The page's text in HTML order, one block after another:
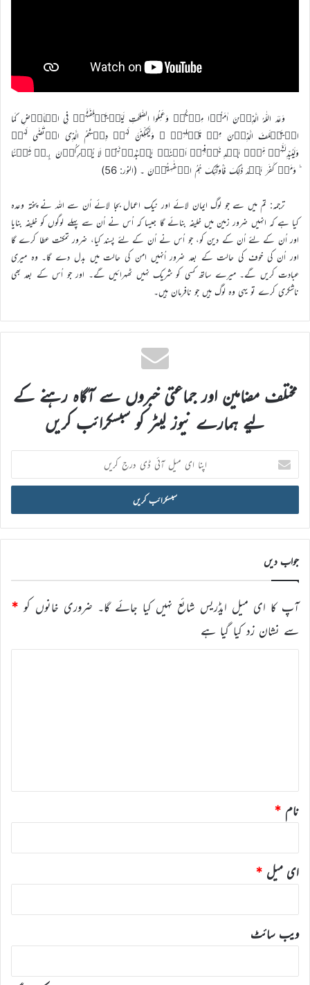
وَعَدَ اللّٰہُ الَّذِیۡنَ اٰمَنُوۡا مِنۡکُمۡ وَعَمِلُوا الصّٰلِحٰتِ لَیَسۡتَخۡلِفَنَّہُمۡ فِی الۡاَرۡضِ کَمَا
اسۡتَخۡلَفَ الَّذِیۡنَ مِنۡ قَبۡلِہِمۡ ۪ وَلَیُمَکِّنَنَّ لَہُمۡ دِیۡنَہُمُ الَّذِی ارۡتَضٰی لَہُمۡ
وَلَیُبَدِّلَنَّہُمۡ مِّنۡۢ بَعۡدِ خَوۡفِہِمۡ اَمۡنًاؕ یَعۡبُدُوۡنَنِیۡ لَا یُشۡرِکُوۡنَ بِیۡ شَیۡئًا
ؕ وَمَنۡ کَفَرَ بَعۡدَ ذٰلِکَ فَاُولٰٓئِکَ ہُمُ الۡفٰسِقُوۡنَ ۔ (النور: 56)
ترجمہ: تم میں سے جو لوگ ایمان لائے اور نیک اعمال بجا لائے اُن سے اللہ نے پختہ وعدہ
کیا ہے کہ انہیں ضرور زمین میں خلیفہ بنائے گا جیسا کہ اُس نے اُن سے پہلے لوگوں کو خلیفہ بنایا
اور اُن کے لئے اُن کے دین کو، جو اُس نے اُن کے لئے پسند کیا، ضرور تمکنت عطا کرے گا
اور اُن کی خوف کی حالت کے بعد ضرور اُنہیں امن کی حالت میں بدل دے گا۔ وہ میری
عبادت کریں گے۔ میرے ساتھ کسی کو شریک نہیں ٹھہرائیں گے۔ اور جو اُس کے بعد بھی
ناشکری کرے تو یہی وہ لوگ ہیں جو نافرمان ہیں۔
مختلف مضامین اور جماعتی خبروں سے آگاہ رہنے کے
لیے ہمارے نیوز لیٹر کو سبسکرائب کریں
اپنا
ای
میل
ڈی
درج
کریں
جواب دیں
آپ کا ای میل ایڈریس شائع نہیں کیا جائے گا۔ ضروری خانوں کو *
سے نشان زد کیا گیا ہے
نام *
ای میل *
ویب‌ سائٹ